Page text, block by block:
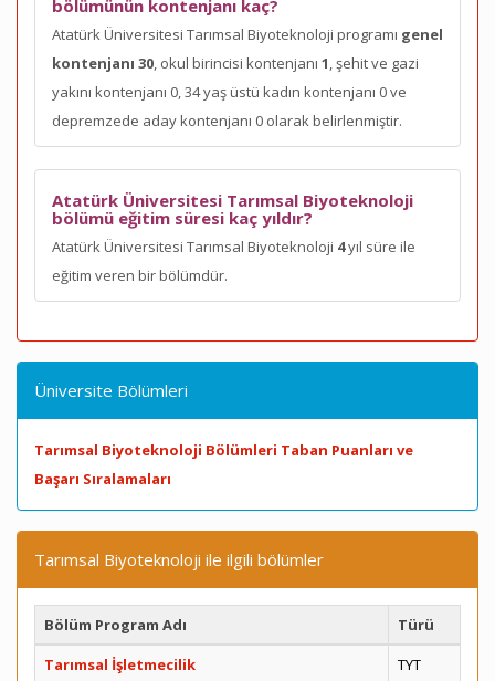
bölümünün kontenjanı kaç?
Atatürk Üniversitesi Tarımsal Biyoteknoloji programı genel
kontenjanı 30, okul birincisi kontenjanı 1, şehit ve gazi
yakını kontenjanı 0, 34 yaş üstü kadın kontenjanı 0 ve
depremzede aday kontenjanı 0 olarak belirlenmiştir.
Atatürk Üniversitesi Tarımsal Biyoteknoloji
bölümü eğitim süresi kaç yıldır?
Atatürk Üniversitesi Tarımsal Biyoteknoloji 4yıl süre ile
eğitim veren bir bölümdür.
Üniversite Bölümleri
Tarımsal Biyoteknoloji Bölümleri Taban Puanları ve
Başarı Sıralamaları
Tarımsal Biyoteknoloji ile ilgili bölümler
Bölüm Program Adı
Türü
Tarımsal İşletmecilik
TYT